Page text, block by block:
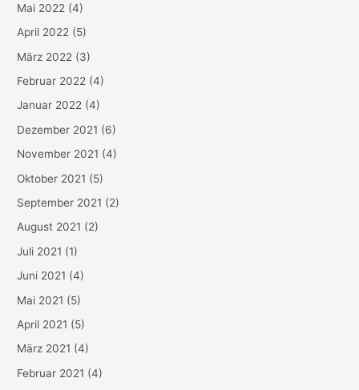
Mai 2022 (4)
April 2022 (5)
März 2022 (3)
Februar 2022 (4)
Januar 2022 (4)
Dezember 2021 (6)
November 2021 (4)
Oktober 2021 (5)
September 2021 (2)
August 2021 (2)
Juli 2021 (1)
Juni 2021 (4)
Mai 2021 (5)
April 2021 (5)
März 2021 (4)
Februar 2021 (4)